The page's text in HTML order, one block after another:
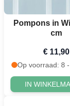
Pompons in
cm
€ 11,90
Op voorraad: 8
IN